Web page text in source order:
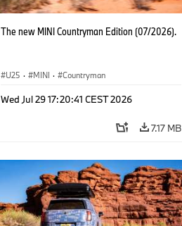
The new MINI Countryman Edition (07/2026).
U25 · MINI · Countryman
Wed Jul 29 17:20:41 CEST 2026
7.17 MB